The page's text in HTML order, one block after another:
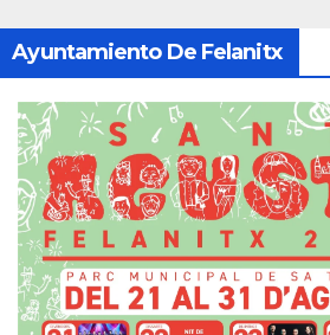
Ayuntamiento De Felanitx